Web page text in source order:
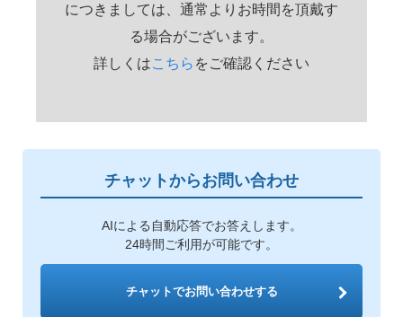
につきましては、通常よりお時間を頂戴す
る場合がございます。
詳しくはこちら をご確認ください
チャットからお問い合わせ
AIによる自動応答でお答えします。
24時間ご利用が可能です。
チャットでお問い合わせする